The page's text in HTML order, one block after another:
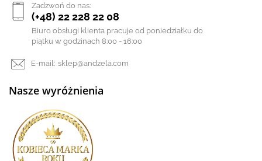
Zadzwoń do nas:
(+48) 22 228 22 08
Biuro obsługi klienta pracuje od poniedziałku do
piątku w godzinach 8:00 - 16:00
E-mail: sklep@andzela.com
Nasze wyróżnienia